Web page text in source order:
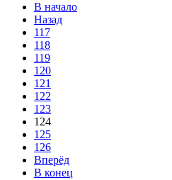
В начало
Назад
117
118
119
120
121
122
123
124
125
126
Вперёд
В конец